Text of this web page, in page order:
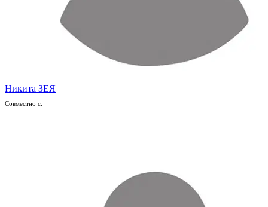
Никита ЗЕЯ
Совместно с: